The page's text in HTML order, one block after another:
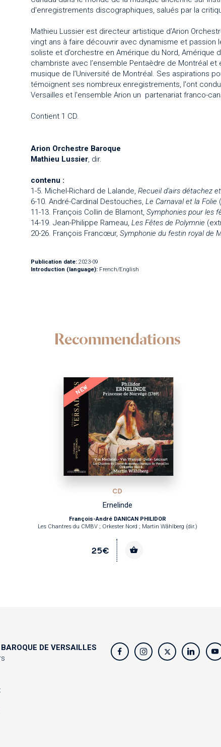
d'enregistrements discographiques, salués par la
Mathieu Lussier est directeur artistique d’Arion
vingt ans à faire découvrir avec dynamisme et
soliste et d’orchestre en Amérique du Nord, Amérique
chambriste avec l’ensemble Pentaèdre de Montréal
musique de l’Université de Montréal. Ses aspirations
témoignent ses nombreux enregistrements, l'ont
Versailles et l'ensemble Arion un partenariat franco-
Contient 1 CD.
Arion Orchestre Baroque
Mathieu Lussier, dir.
contenu :
1-5. Michel-Richard de Lalande, Recueil d'airs détachez
6-10. André-Cardinal Destouches, Le Carnaval et la Folie
11-13. François Collin de Blamont, Symphonies pour les
14-19. Jean-Philippe Rameau, Les Fêtes de Polymnie
20-26. François Francœur, Symphonie du festin royal de
Publication date: 2023-09
Introduction (language): French/English
Recommendations
NEW
CD
Ernelinde
François-André DANICAN PHILIDOR
Les Chantres du CMBV ; Orkester Nord ; Martin Wåhlberg (dir.)
25€
BAROQUE DE VERSAILLES